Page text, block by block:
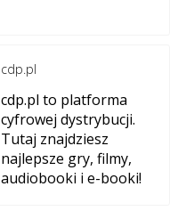
cdp.pl
cdp.pl to platforma
cyfrowej dystrybucji.
Tutaj znajdziesz
najlepsze gry, filmy,
audiobooki i e-booki!